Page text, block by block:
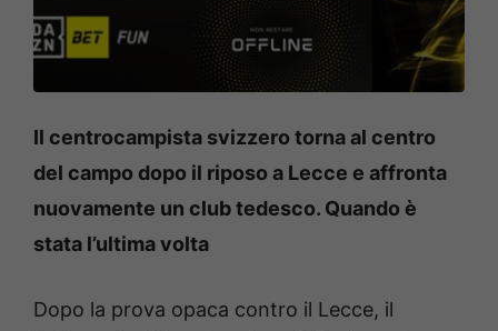
Il centrocampista svizzero torna al centro
del campo dopo il riposo a Lecce e affronta
nuovamente un club tedesco. Quando è
stata l’ultima volta
Dopo la prova opaca contro il Lecce, il